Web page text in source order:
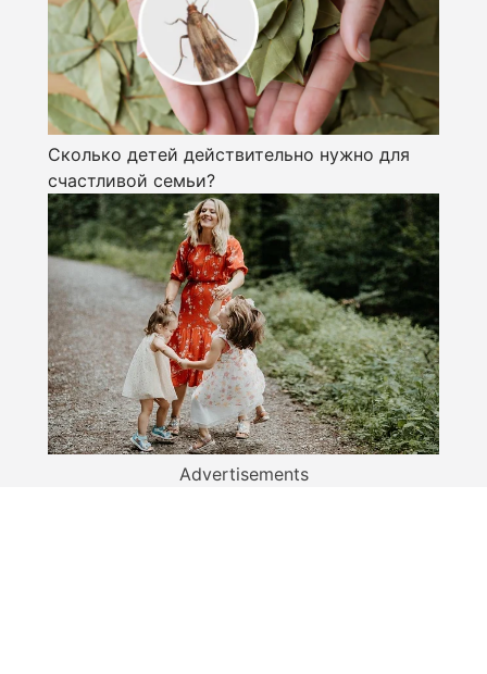
Сколько детей действительно нужно для
счастливой семьи?
Advertisements